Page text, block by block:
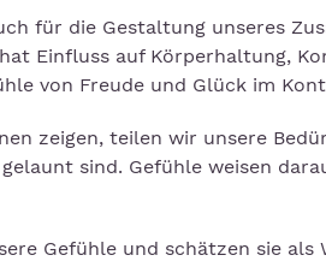
für die Gestaltung unseres
Einfluss auf Körperhaltung,
von Freude und Glück im
zeigen, teilen wir unsere
sind. Gefühle weisen
Gefühle und schätzen sie